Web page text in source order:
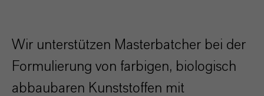
Wir unterstützen Masterbatcher bei der
Formulierung von farbigen, biologisch
abbaubaren Kunststoffen mit